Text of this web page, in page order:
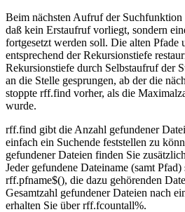
Beim nächsten Aufruf der
daß kein Erstaufruf vorliegt, sondern
fortgesetzt werden soll. Die alten Pfade
entsprechend der Rekursionstiefe
Rekursionstiefe durch Selbstaufruf der
an die Stelle gesprungen, ab der die
stoppte rff.find vorher, als die
wurde.
rff.find gibt die Anzahl gefundener
einfach ein Suchende feststellen zu
gefundener Dateien finden Sie
Jeder gefundene Dateiname (samt
rff.pfname$(), die dazu gehörenden
Gesamtzahl gefundener Dateien nach
erhalten Sie über rff.fcountall%.